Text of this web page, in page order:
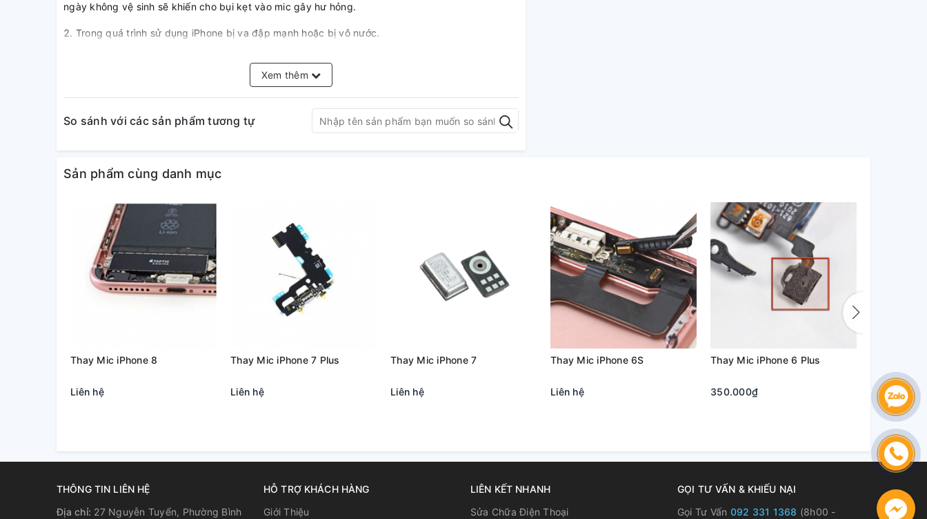
ngày không vệ sinh sẽ khiến cho bụi kẹt vào mic gây hư hỏng.
Trong quá trình sử dụng iPhone bị va đập mạnh hoặc bị vô nước.
- Không thể thu âm được hoặc thu âm có tiếng nhưng bị rè.
3. Vì sao nên Thay mic iPhone 6S Plus tại A1368
- Linh kiện chất lượng, trang thiết bị hiện đại
- Chi phí sửa chữa hợp lý
- Kỹ thuật viên kinh nghiệm, khéo léo
- Tư vấn tận tình và báo giá trước khi sửa chữa
- Khách hàng có thể theo dõi quá trình sửa chữa trên máy của mình
- Cam kết không luộc đồ, quy trình sửa chữa minh bạch và rõ ràng
1368
Xem thêm
So sánh với các sản phẩm tương tự
Sản phẩm cùng danh mục
Thay Mic iPhone 8
Liên hệ
Thay Mic iPhone 7 Plus
Liên hệ
Thay Mic iPhone 7
Liên hệ
Thay Mic iPhone 6S
Liên hệ
Thay Mic iPhone 6 Plus
350.000₫ Liên hệ
THÔNG TIN LIÊN HỆ
Địa chỉ: 27 Nguyễn Tuyển, Phường Bình
HỖ TRỢ KHÁCH HÀNG
Giới Thiệu
LIÊN KẾT NHANH
Sửa Chữa Điện Thoại
GỌI TƯ VẤN & KHIẾU NẠI
Gọi Tư Vấn 092 331 1368 (8h00 -